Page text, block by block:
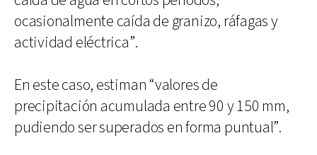
ocasionalmente caída de granizo, ráfagas y
actividad eléctrica”.
En este caso, estiman “valores de
precipitación acumulada entre 90 y 150 mm,
pudiendo ser superados en forma puntual”.